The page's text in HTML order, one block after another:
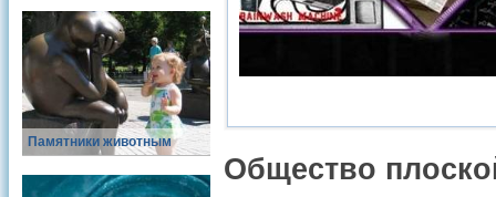
Памятники животным
Общество